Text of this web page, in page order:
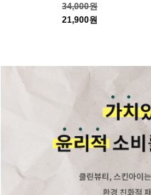
34,000원
21,900원